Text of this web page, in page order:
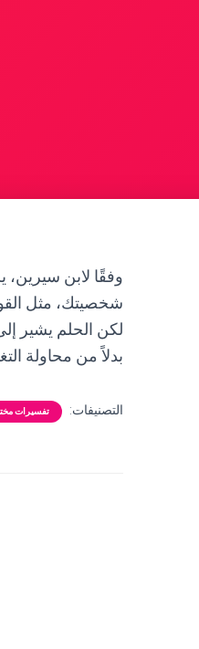
وفقًا لابن
شخصيتك، مثل
لكن الحلم يشير
بدلاً من محاولة
التصنيفات: تفسيرات